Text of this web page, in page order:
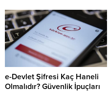
e-Devlet Şifresi Kaç Haneli
Olmalıdır? Güvenlik İpuçları